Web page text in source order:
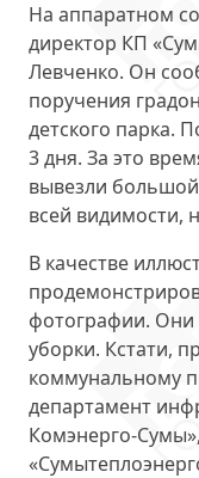
На аппаратном
директор КП
Левченко. Он
поручения
детского парка.
3 дня. За это
вывезли
всей видимости,
В качестве
фотографии. Они
уборки. Кстати,
коммунальному
департамент
Комэнерго-